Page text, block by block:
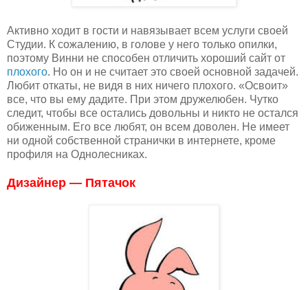
Активно ходит в гости и навязывает всем услуги своей
Студии. К сожалению, в голове у него только опилки,
поэтому Винни не способен отличить хороший сайт от
плохого. Но он и не считает это своей основной задачей.
Любит откаты, не видя в них ничего плохого. «Освоит»
все, что вы ему дадите. При этом дружелюбен. Чутко
следит, чтобы все остались довольны и никто не остался
обиженным. Его все любят, он всем доволен. Не имеет
ни одной собственной странички в интернете, кроме
профиля на Однолесниках.
Дизайнер — Пятачок